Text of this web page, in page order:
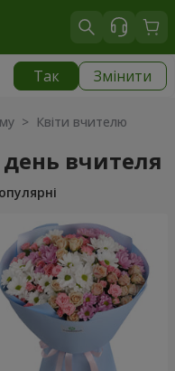
Так Змінити
> Квіти вчителю
вчителя